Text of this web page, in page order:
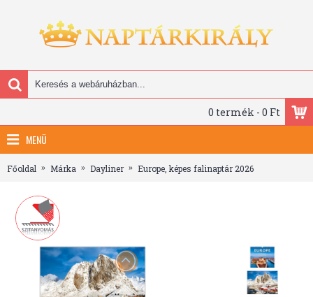
0 termék - 0 Ft
MENÜ
Főoldal Márka Dayliner Europe, képes falinaptár 2026